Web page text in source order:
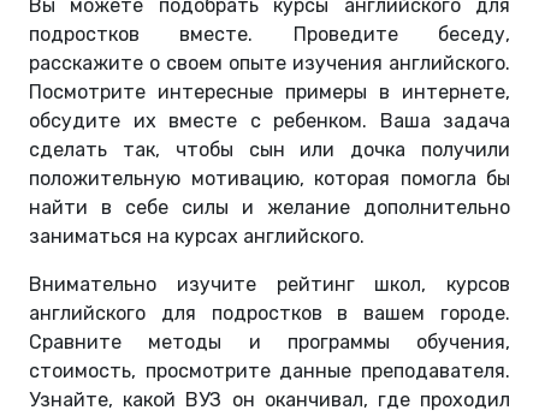
Вы можете подобрать курсы английского для
подростков вместе. Проведите беседу,
расскажите о своем опыте изучения английского.
Посмотрите интересные примеры в интернете,
обсудите их вместе с ребенком. Ваша задача
сделать так, чтобы сын или дочка получили
положительную мотивацию, которая помогла бы
найти в себе силы и желание дополнительно
заниматься на курсах английского.
Внимательно изучите рейтинг школ, курсов
английского для подростков в вашем городе.
Сравните методы и программы обучения,
стоимость, просмотрите данные преподавателя.
Узнайте, какой ВУЗ он оканчивал, где проходил